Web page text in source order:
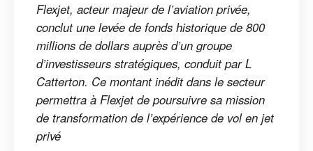
Flexjet, acteur majeur de l’aviation privée,
conclut une levée de fonds historique de 800
millions de dollars auprès d’un groupe
d’investisseurs stratégiques, conduit par L
Catterton. Ce montant inédit dans le secteur
permettra à Flexjet de poursuivre sa mission
de transformation de l’expérience de vol en jet
privé